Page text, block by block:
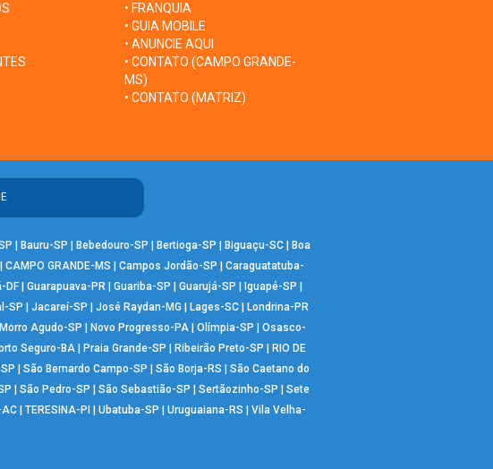
• FRANQUIA
• GUIA MOBILE
• ANUNCIE AQUI
• CONTATO (CAMPO GRANDE-
MS)
• CONTATO (MATRIZ)
| Bauru-SP | Bebedouro-SP | Bertioga-SP | Biguaçu-SC| Boa
| CAMPO GRANDE-MS | Campos Jordão-SP | Caraguatatuba-
DF | Guarapuava-PR | Guariba-SP | Guarujá-SP | Iguapé-SP |
SP | Jacareí-SP | José Raydan-MG | Lages-SC| Londrina-PR
Morro Agudo-SP | Novo Progresso-PA | Olímpia-SP | Osasco-
Seguro-BA| Praia Grande-SP | Ribeirão Preto-SP | RIO DE
| São Bernardo Campo-SP | São Borja-RS | São Caetano do
| São Pedro-SP | São Sebastião-SP | Sertãozinho-SP | Sete
| TERESINA-PI | Ubatuba-SP | Uruguaiana-RS | Vila Velha-